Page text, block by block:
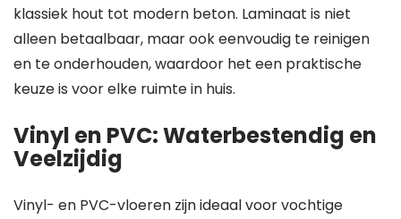
klassiek hout tot modern beton. Laminaat is niet
alleen betaalbaar, maar ook eenvoudig te reinigen
en te onderhouden, waardoor het een praktische
keuze is voor elke ruimte in huis.
Vinyl en PVC: Waterbestendig en
Veelzijdig
Vinyl- en PVC-vloeren zijn ideaal voor vochtige